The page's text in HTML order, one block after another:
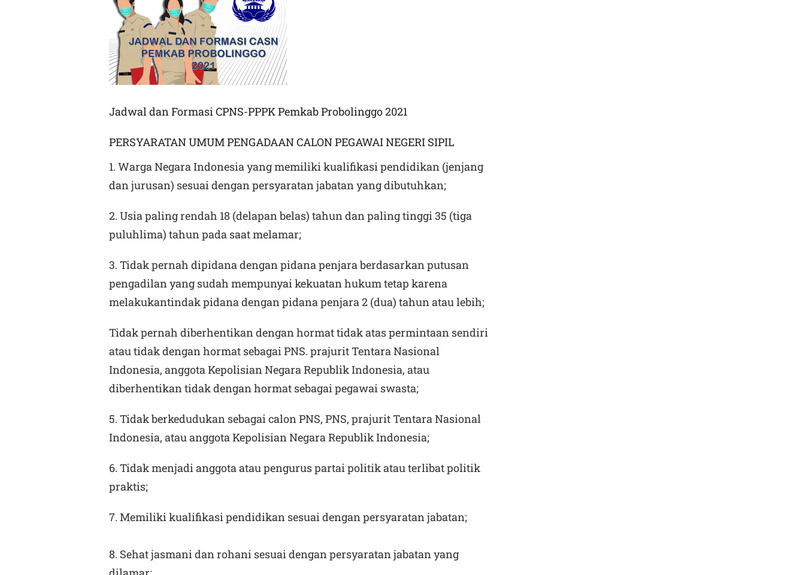
Jadwal dan Formasi CPNS-PPPK Pemkab Probolinggo 2021
PERSYARATAN UMUM PENGADAAN CALON PEGAWAI NEGERI SIPIL
1. Warga Negara Indonesia yang memiliki kualifikasi pendidikan (jenjang
dan jurusan) sesuai dengan persyaratan jabatan yang dibutuhkan;
2. Usia paling rendah 18 (delapan belas) tahun dan paling tinggi 35 (tiga
puluhlima) tahun pada saat melamar;
3. Tidak pernah dipidana dengan pidana penjara berdasarkan putusan
pengadilan yang sudah mempunyai kekuatan hukum tetap karena
melakukantindak pidana dengan pidana penjara 2 (dua) tahun atau lebih;
Tidak pernah diberhentikan dengan hormat tidak atas permintaan sendiri
atau tidak dengan hormat sebagai PNS. prajurit Tentara Nasional
Indonesia, anggota Kepolisian Negara Republik Indonesia, atau
diberhentikan tidak dengan hormat sebagai pegawai swasta;
5. Tidak berkedudukan sebagai calon PNS, PNS, prajurit Tentara Nasional
Indonesia, atau anggota Kepolisian Negara Republik Indonesia;
6. Tidak menjadi anggota atau pengurus partai politik atau terlibat politik
praktis;
7. Memiliki kualifikasi pendidikan sesuai dengan persyaratan jabatan;
8. Sehat jasmani dan rohani sesuai dengan persyaratan jabatan yang